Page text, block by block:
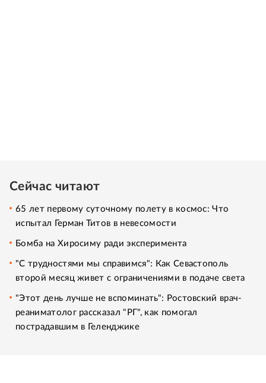
Сейчас читают
65 лет первому суточному полету в космос: Что
испытал Герман Титов в невесомости
Бомба на Хиросиму ради эксперимента
"С трудностями мы справимся": Как Севастополь
второй месяц живет с ограничениями в подаче света
"Этот день лучше не вспоминать": Ростовский врач-
реаниматолог рассказал "РГ", как помогал
пострадавшим в Геленджике